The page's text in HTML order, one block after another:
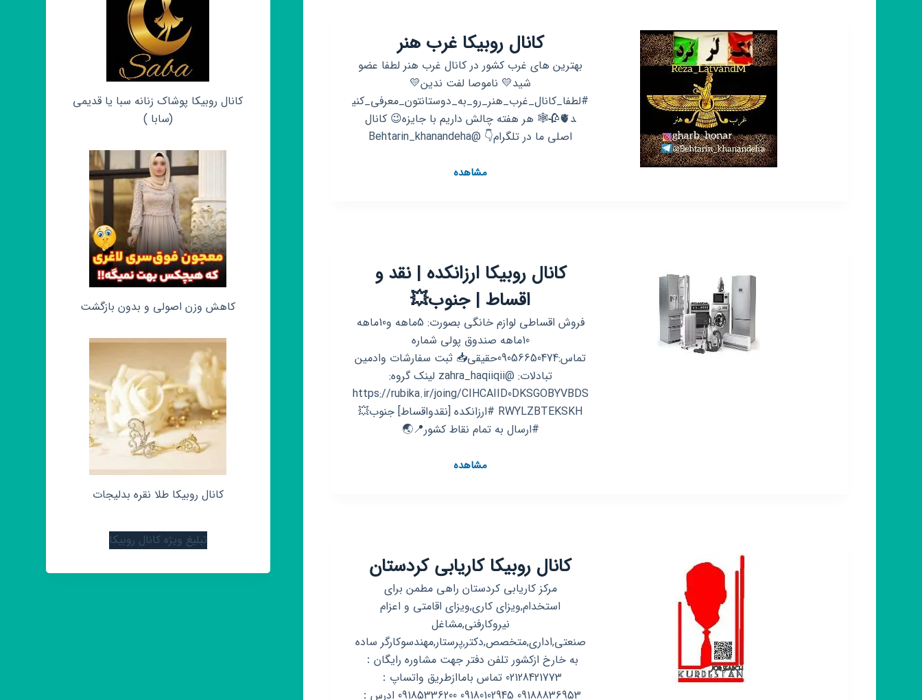
حومه
کانال روبیکا غرب هنر
بهترین های غرب کشور در کانال غرب هنر لطفا عضو
شید💛 ناموصا لفت ندین💛
#لطفا_کانال_غرب_هنر_رو_به_دوستانتون_معرفی_کنی
د🫀🥀🕸 هر هفته چالش داریم با جایزه😉 کانال
اصلی ما در تلگرام👇 @Behtarin_khanandeha
مشاهدهکانال
کانال روبیکا ارزانکده | نقد و
اقساط | جنوب💥
فروش اقساطی لوازم خانگی بصورت: 5ماهه و10ماهه
10ماهه صندوق پولی شماره
تماس:09056650474حقیقی📥 ثبت سفارشات وادمین
تبادلات: @zahra_haqiiqii لینک گروه:
https://rubika.ir/joing/CIHCAIID0DKSGOBYVBDS
RWYLZBTEKSKH #ارزانکده [نقدواقساط] جنوب💥
#ارسال به تمام نقاط کشور📍🌏
مشاهدهکانال
اقساط
|
جنوب
💥
کانال روبیکا کاریابی کردستان
مرکز کاریابی کردستان راهی مطمن برای
استخدام,ویزای کاری,ویزای اقامتی و اعزام
نیروکارفنی,مشاغل
صنعتی,اداری,متخصص,دکتر,پرستار,مهندسوکارگر ساده
به خارخ ازکشور تلفن دفتر جهت مشاوره رایگان：
02128421773 تماس باماازطریق واتساپ：
09188836953 09180102945 09185336200 ادرس：
کانال روبیکا پوشاک زنانه سبا یا قدیمی
(سابا )
کاهش وزن اصولی و بدون بازگشت
کانال روبیکا طلا نقره بدلیجات
تبلیغ ویژه کانال روبیکا